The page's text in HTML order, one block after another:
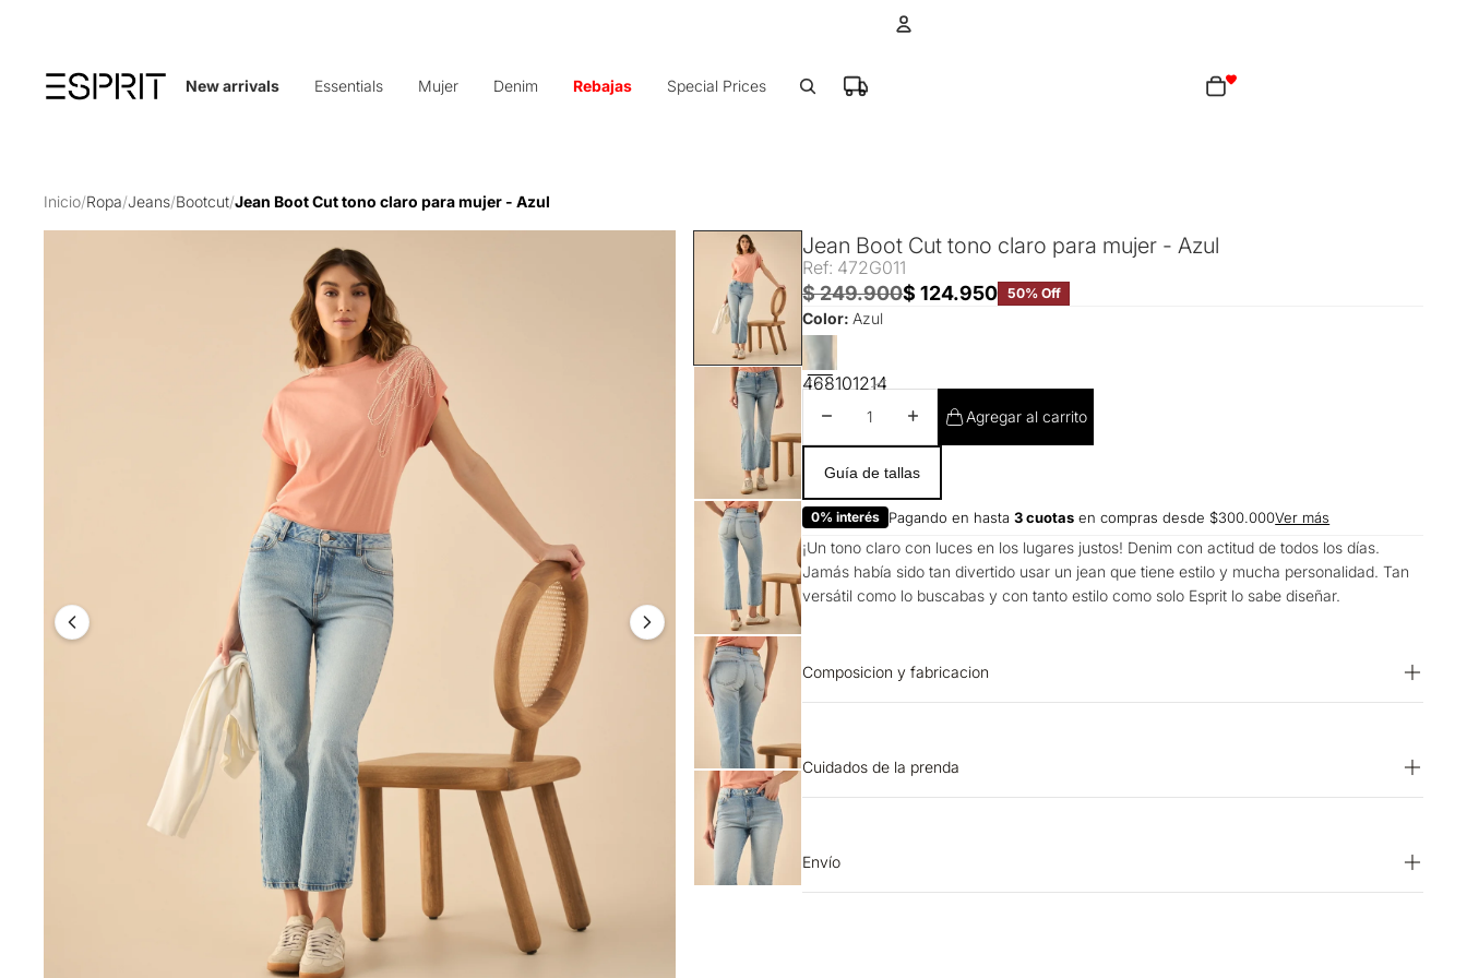
New arrivals Essentials Mujer Denim Rebajas Special Prices
Total de artículos en el carrito: 0
Inicio/Ropa/Jeans/Bootcut/Jean Boot Cut tono claro para mujer - Azul
Jean Boot Cut tono claro para mujer - Azul
Ref: 472G011
$ 249.900$ 124.950 50% Off
Color: Azul
468101214
Disminuir cantidadAumentar cantidad
Agregar al carrito
Guía de tallas
0% interés Pagando en hasta3 cuotas en compras desde $300.000Ver más
¡Un tono claro con luces en los lugares justos! Denim con actitud de todos los días.
Jamás había sido tan divertido usar un jean que tiene estilo y mucha personalidad. Tan
versátil como lo buscabas y con tanto estilo como solo Esprit lo sabe diseñar.
Composicion y fabricacion
Cuidados de la prenda
limpieza en seco. SECADO: Secado en tendedero a la sombra. OTROS: No planchar los
Envío